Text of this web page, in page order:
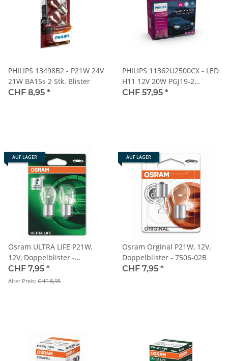
PHILIPS 13498B2 - P21W 24V
21W BA15s 2 Stk. Blister
CHF 8,95 *
PHILIPS 11362U2500CX - LED
H11 12V 20W PGJ19-2
Ultinon Access 2500 6000K
CHF 57,95 *
AUF LAGER
Osram ULTRA LIFE P21W,
12V, Doppelblister -
7506ULT-02B
CHF 7,95 *
Alter Preis: CHF 8,95
AUF LAGER
Osram Orginal P21W, 12V,
Doppelblister - 7506-02B
CHF 7,95 *